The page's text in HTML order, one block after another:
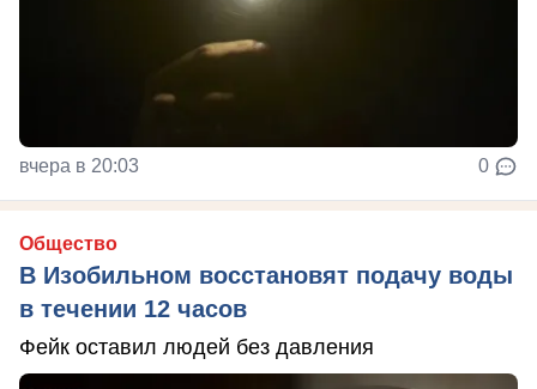
вчера в 20:03 0
Общество
В Изобильном восстановят подачу воды
в течении 12 часов
Фейк оставил людей без давления